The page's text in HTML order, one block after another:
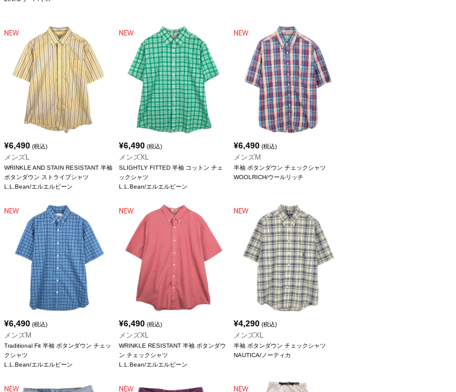
¥6,490 (税込)
メンズL
WRINKLE AND STAIN RESISTANT 半袖
ボタンダウン ストライプシャツ
L.L.Bean/エルエルビーン
¥6,490 (税込)
メンズXL
SLIGHTLY FITTED 半袖 コットン チェ
ックシャツ
L.L.Bean/エルエルビーン
¥6,490 (税込)
メンズM
半袖 ボタンダウン チェックシャツ
WOOLRICH/ウールリッチ
¥6,490 (税込)
メンズM
Traditional Fit 半袖 ボタンダウン チェッ
クシャツ
L.L.Bean/エルエルビーン
¥6,490 (税込)
メンズXL
WRINKLE RESISTANT 半袖 ボタンダウ
ン チェックシャツ
L.L.Bean/エルエルビーン
¥4,290 (税込)
メンズXL
半袖 ボタンダウン チェックシャツ
NAUTICA/ノーティカ